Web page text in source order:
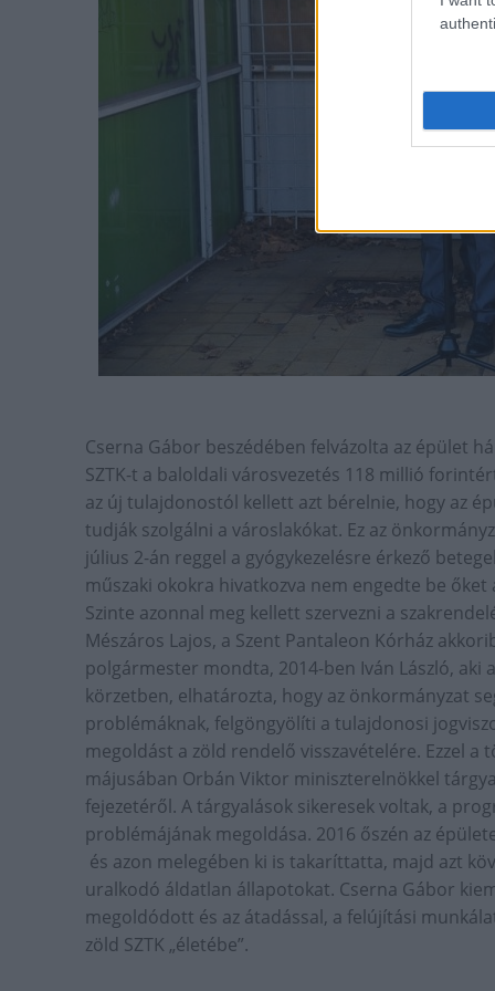
Cserna Gábor beszédében felvázolta az épület
SZTK-t a baloldali városvezetés 118 millió
az új tulajdonostól kellett azt bérelnie, hogy az
tudják szolgálni a városlakókat. Ez az
július 2-án reggel a gyógykezelésre érkező
műszaki okokra hivatkozva nem engedte be
Szinte azonnal meg kellett szervezni a
Mészáros Lajos, a Szent Pantaleon Kórház
polgármester mondta, 2014-ben Iván László, aki
körzetben, elhatározta, hogy az önkormányzat
problémáknak, felgöngyölíti a tulajdonosi
megoldást a zöld rendelő visszavételére. Ezzel a
májusában Orbán Viktor miniszterelnökkel
fejezetéről. A tárgyalások sikeresek voltak, a
problémájának megoldása. 2016 őszén az
és azon melegében ki is takaríttatta, majd azt
uralkodó áldatlan állapotokat. Cserna Gábor
megoldódott és az átadással, a felújítási
zöld SZTK „életébe”.